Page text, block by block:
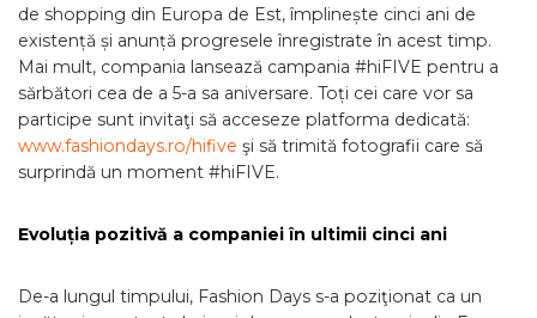
de shopping din Europa de Est, împlinește cinci ani de
existență și anunță progresele înregistrate în acest timp.
Mai mult, compania lansează campania #hiFIVE pentru a
sărbători cea de a 5-a sa aniversare. Toți cei care vor sa
participe sunt invitaţi să acceseze platforma dedicată:
www.fashiondays.ro/hifive şi să trimită fotografii care să
surprindă un moment #hiFIVE.
Evoluția pozitivă a companiei în ultimii cinci ani
De-a lungul timpului, Fashion Days s-a poziţionat ca un